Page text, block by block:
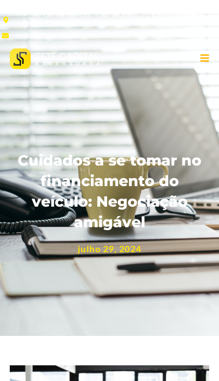
Av. Orosimbo Maia , 430 , Vital Itapura, Campinas -SP,
Cuidados a se tomar no
financiamento do
veículo: Negociação
amigável
julho 29, 2024